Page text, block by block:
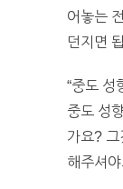
어놓는
던지면
“중도 성
중도 성
가요?
해주셔야